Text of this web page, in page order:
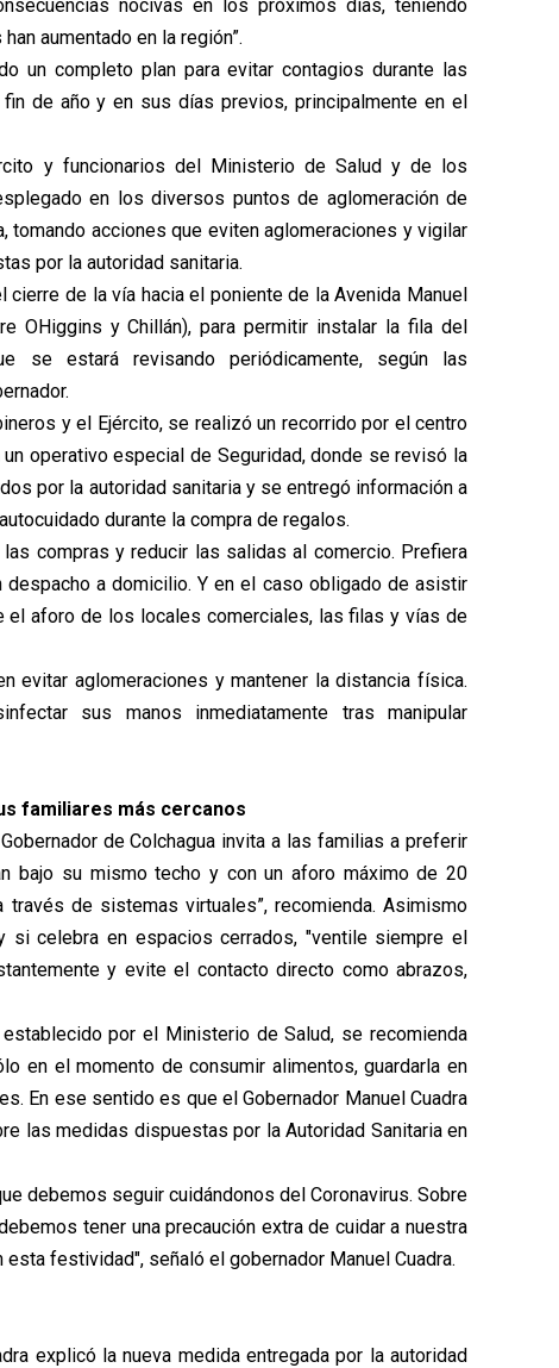
nocivas en los próximos días, teniendo
aumentado en la región”.
un completo plan para evitar contagios durante las
de año y en sus días previos, principalmente en el
y funcionarios del Ministerio de Salud y de los
en los diversos puntos de aglomeración de
tomando acciones que eviten aglomeraciones y vigilar
por la autoridad sanitaria.
cierre de la vía hacia el poniente de la Avenida Manuel
OHiggins y Chillán), para permitir instalar la fila del
se estará revisando periódicamente, según las
y el Ejército, se realizó un recorrido por el centro
operativo especial de Seguridad, donde se revisó la
por la autoridad sanitaria y se entregó información a
durante la compra de regalos.
compras y reducir las salidas al comercio. Prefiera
a domicilio. Y en el caso obligado de asistir
el aforo de los locales comerciales, las filas y vías de
evitar aglomeraciones y mantener la distancia física.
sus manos inmediatamente tras manipular
familiares más cercanos
de Colchagua invita a las familias a preferir
bajo su mismo techo y con un aforo máximo de 20
través de sistemas virtuales”, recomienda. Asimismo
si celebra en espacios cerrados, "ventile siempre el
y evite el contacto directo como abrazos,
por el Ministerio de Salud, se recomienda
en el momento de consumir alimentos, guardarla en
En ese sentido es que el Gobernador Manuel Cuadra
las medidas dispuestas por la Autoridad Sanitaria en
debemos seguir cuidándonos del Coronavirus. Sobre
tener una precaución extra de cuidar a nuestra
festividad", señaló el gobernador Manuel Cuadra.
explicó la nueva medida entregada por la autoridad